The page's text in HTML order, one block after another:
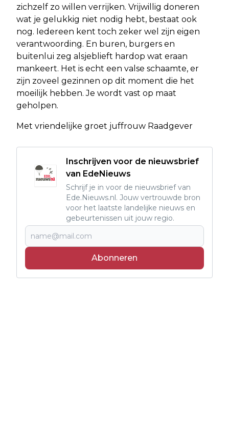
zichzelf zo willen verrijken. Vrijwillig doneren
wat je gelukkig niet nodig hebt, bestaat ook
nog. Iedereen kent toch zeker wel zijn eigen
verantwoording. En buren, burgers en
buitenlui zeg alsjeblieft hardop wat eraan
mankeert. Het is echt een valse schaamte, er
zijn zoveel gezinnen op dit moment die het
moeilijk hebben. Je wordt vast op maat
geholpen.
Met vriendelijke groet juffrouw Raadgever
Inschrijven voor de nieuwsbrief
van EdeNieuws
Schrijf je in voor de nieuwsbrief van
Ede.Nieuws.nl. Jouw vertrouwde bron
voor het laatste landelijke nieuws en
gebeurtenissen uit jouw regio.
Abonneren